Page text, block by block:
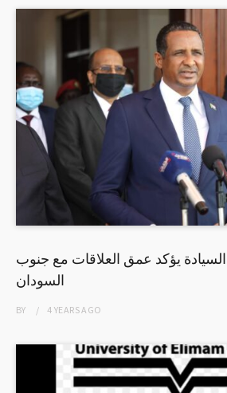
يؤكد عمق العلاقات مع جنوب
السودان
BY 4 YEARSAGO